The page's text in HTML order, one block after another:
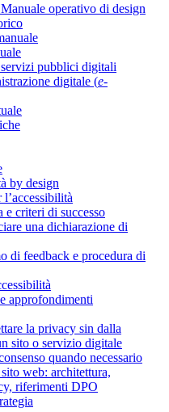
operativo di design
pubblici digitali
digitale (e-
by design
e criteri di successo
una dichiarazione di
di feedback e procedura di
approfondimenti
la privacy sin dalla
sito o servizio digitale
quando necessario
web: architettura,
riferimenti DPO